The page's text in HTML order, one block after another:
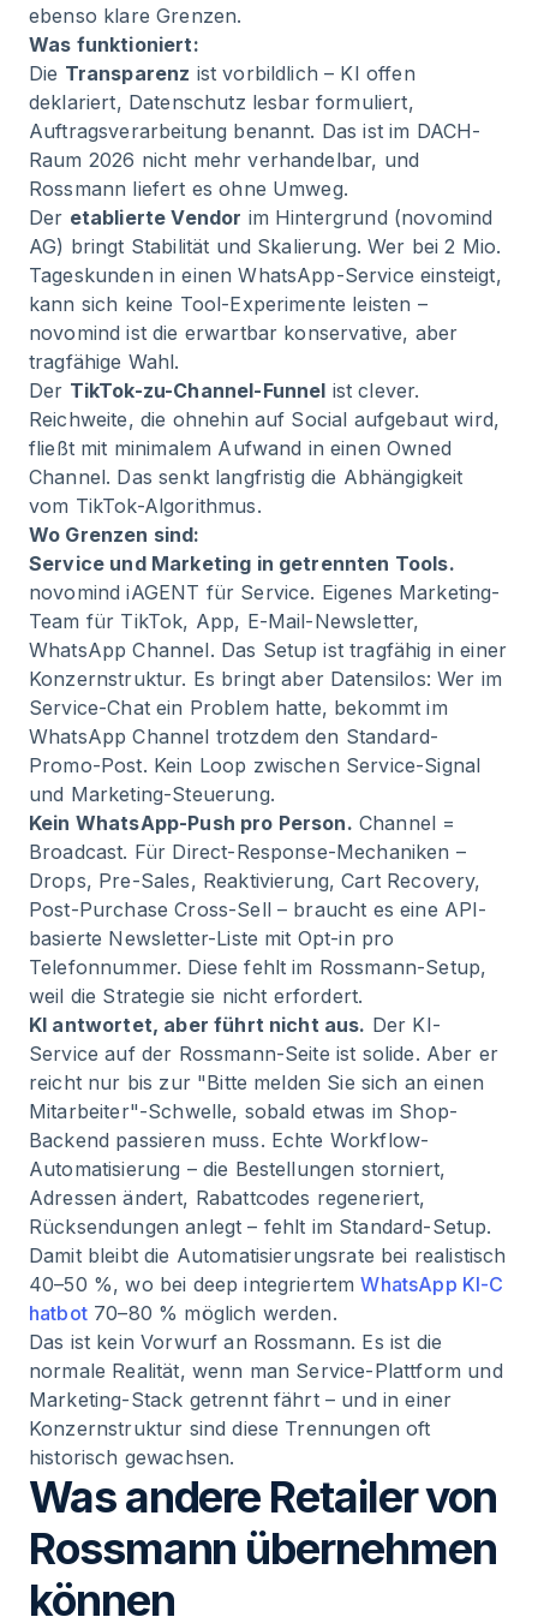
ebenso klare Grenzen.
Was funktioniert:
Die Transparenz ist vorbildlich – KI offen
deklariert, Datenschutz lesbar formuliert,
Auftragsverarbeitung benannt. Das ist im DACH-
Raum 2026 nicht mehr verhandelbar, und
Rossmann liefert es ohne Umweg.
Der etablierte Vendor im Hintergrund (novomind
AG) bringt Stabilität und Skalierung. Wer bei 2 Mio.
Tageskunden in einen WhatsApp-Service einsteigt,
kann sich keine Tool-Experimente leisten –
novomind ist die erwartbar konservative, aber
tragfähige Wahl.
Der TikTok-zu-Channel-Funnel ist clever.
Reichweite, die ohnehin auf Social aufgebaut wird,
fließt mit minimalem Aufwand in einen Owned
Channel. Das senkt langfristig die Abhängigkeit
vom TikTok-Algorithmus.
Wo Grenzen sind:
Service und Marketing in getrennten Tools.
novomind iAGENT für Service. Eigenes Marketing-
Team für TikTok, App, E-Mail-Newsletter,
WhatsApp Channel. Das Setup ist tragfähig in einer
Konzernstruktur. Es bringt aber Datensilos: Wer im
Service-Chat ein Problem hatte, bekommt im
WhatsApp Channel trotzdem den Standard-
Promo-Post. Kein Loop zwischen Service-Signal
und Marketing-Steuerung.
Kein WhatsApp-Push pro Person. Channel =
Broadcast. Für Direct-Response-Mechaniken –
Drops, Pre-Sales, Reaktivierung, Cart Recovery,
Post-Purchase Cross-Sell – braucht es eine API-
basierte Newsletter-Liste mit Opt-in pro
Telefonnummer. Diese fehlt im Rossmann-Setup,
weil die Strategie sie nicht erfordert.
KI antwortet, aber führt nicht aus. Der KI-
Service auf der Rossmann-Seite ist solide. Aber er
reicht nur bis zur "Bitte melden Sie sich an einen
Mitarbeiter"-Schwelle, sobald etwas im Shop-
Backend passieren muss. Echte Workflow-
Automatisierung – die Bestellungen storniert,
Adressen ändert, Rabattcodes regeneriert,
Rücksendungen anlegt – fehlt im Standard-Setup.
Damit bleibt die Automatisierungsrate bei realistisch
40–50 %, wo bei deep integriertemWhatsApp KI-C
hatbot70–80 % möglich werden.
Das ist kein Vorwurf an Rossmann. Es ist die
normale Realität, wenn man Service-Plattform und
Marketing-Stack getrennt fährt – und in einer
Konzernstruktur sind diese Trennungen oft
historisch gewachsen.
Was andere Retailer von
Rossmann übernehmen
können